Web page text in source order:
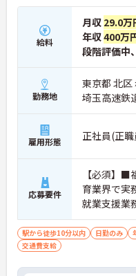
給料
月収 29.0万
年収400万
段階評価中
勤務地
東京都 北
埼玉高速鉄
雇用形態 正社員(正
応募要件
【必須】■
育業界で実
就業支援業
ど）■児童
駅から徒歩10分以内 日勤のみ
交通費支給